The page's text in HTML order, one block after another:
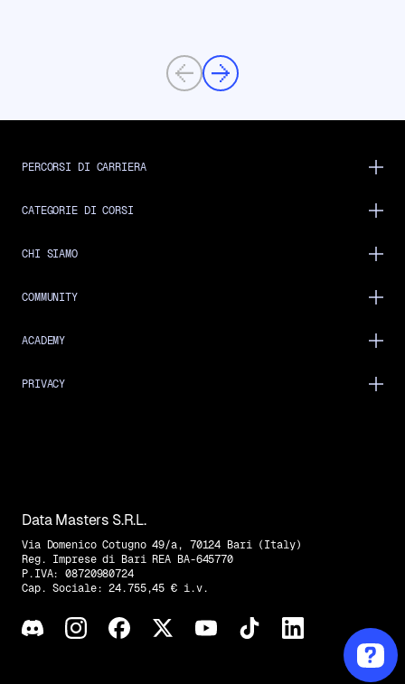
Previous
Next
PERCORSI DI CARRIERA
CATEGORIE DI CORSI
CHI SIAMO
COMMUNITY
ACADEMY
PRIVACY
Data Masters S.R.L.
Via Domenico Cotugno 49/a, 70124 Bari (Italy)
Reg. Imprese di Bari REA BA-645770
P.IVA: 08720980724
Cap. Sociale: 24.755,45 € i.v.
Trovaci su